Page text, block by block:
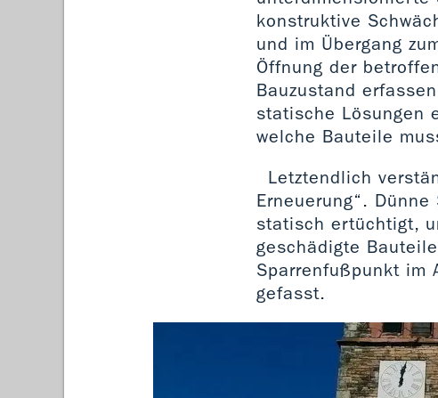
konstruktive
und im Übergang
Öffnung der
Bauzustand
statische Lösungen
welche Bauteile
Letztendlich
Erneuerung“.
statisch ertüchtigt,
geschädigte
Sparrenfußpunkt im
gefasst.